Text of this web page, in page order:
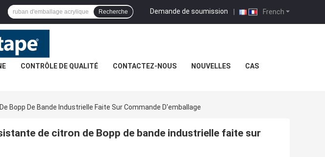
French
Demande de soumission |
Recherche
CONTRÔLE DE QUALITÉ CONTACTEZ-NOUS NOUVELLES CAS
Bopp De Bande Industrielle Faite Sur Commande D'emballage
de citron de Bopp de bande industrielle faite sur